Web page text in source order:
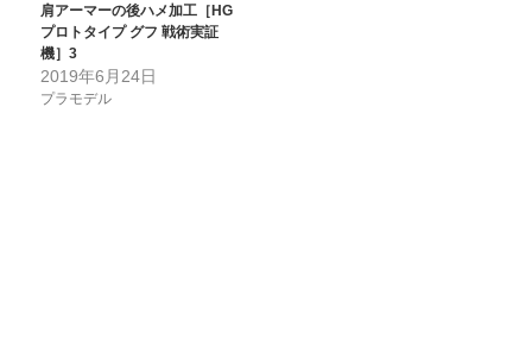
肩アーマーの後ハメ加工［HG
プロトタイプ グフ 戦術実証
機］3
2019年6月24日
プラモデル